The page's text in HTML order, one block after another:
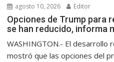
agosto 10, 2026 Editor
Opciones de Trump para
se han reducido, informa
WASHINGTON.- El desarrollo
mostró que las opciones del